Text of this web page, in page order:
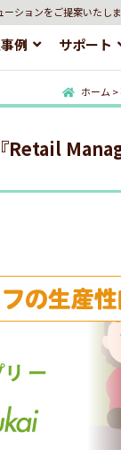
ションをご提案いたしま
例 サポート
ホーム >
Retail